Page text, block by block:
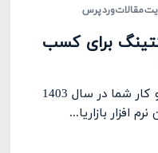
مقالاتوردپرس
برای کسب
آیا ایمیل مارکتینگ برای کسب و کار شما در سال 1403
افزار بازاریا...